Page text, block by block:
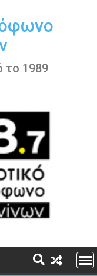
το 1989